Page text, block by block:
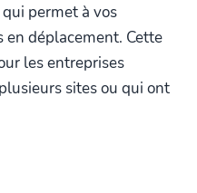
permet à vos
en déplacement. Cette
les entreprises
sites ou qui ont